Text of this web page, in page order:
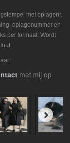
met oplagenr.
oplagenummer en
per formaat. Wordt
met mij op